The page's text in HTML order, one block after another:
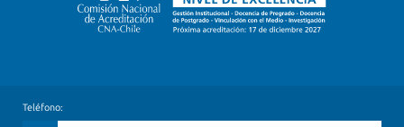
Teléfono: